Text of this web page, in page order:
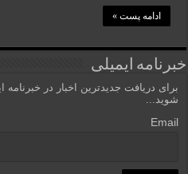
ادامه پست »
خبرنامه ایمیلی
برای دریافت جدیدترین اخبار در
شوید...
Email